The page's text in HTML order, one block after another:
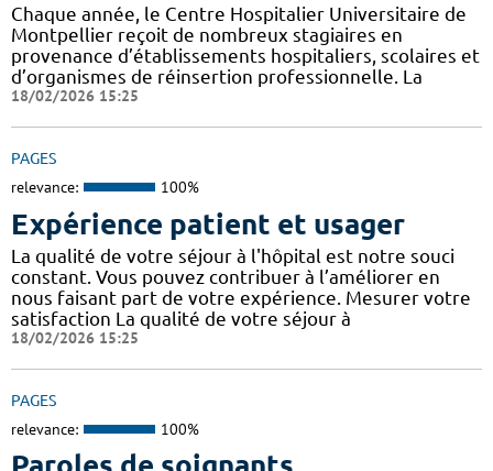
Chaque année, le Centre Hospitalier Universitaire de
Montpellier reçoit de nombreux stagiaires en
provenance d’établissements hospitaliers, scolaires et
d’organismes de réinsertion professionnelle. La
18/02/2026 15:25
PAGES
relevance: 100%
Expérience patient et usager
La qualité de votre séjour à l'hôpital est notre souci
constant. Vous pouvez contribuer à l’améliorer en
nous faisant part de votre expérience. Mesurer votre
satisfaction La qualité de votre séjour à
18/02/2026 15:25
PAGES
relevance: 100%